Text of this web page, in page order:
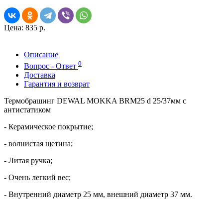
Цена: 835 р.
Описание
Вопрос - Ответ 0
Доставка
Гарантия и возврат
Термобрашинг DEWAL MOKKA BRM25 d 25/37мм c
антистатиком
- Керамическое покрытие;
- волнистая щетина;
- Литая ручка;
- Очень легкий вес;
- Внутренний диаметр 25 мм, внешний диаметр 37 мм.